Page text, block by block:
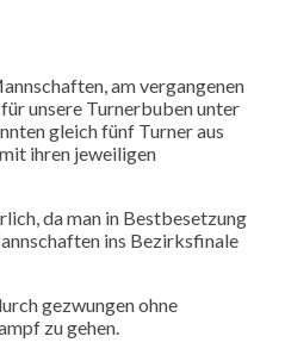
am vergangenen
unsere Turnerbuben unter
gleich fünf Turner aus
ihren jeweiligen
da man in Bestbesetzung
ins Bezirksfinale
gezwungen ohne
zu gehen.